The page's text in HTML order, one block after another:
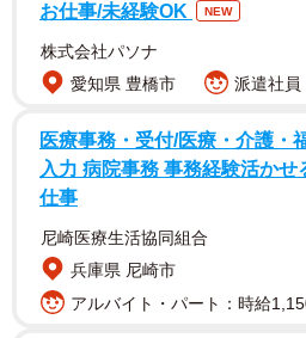
物語の主人公・新月は、会社の電
持っていました。電話が鳴るたび
お仕事/未経験OK
NEW
株式会社パソナ
愛知県 豊橋市
派遣社員
医療事務・受付/医療・介護・
入力 病院事務 事務経験活かせ
仕事
尼崎医療生活協同組合
兵庫県 尼崎市
アルバイト・パート：時給